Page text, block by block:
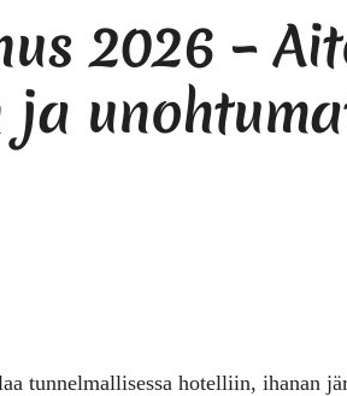
2026 –
tunnelmallisessa hotelliin, ihanan